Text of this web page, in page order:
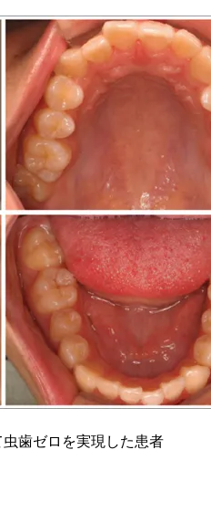
歯ゼロを実現した患者